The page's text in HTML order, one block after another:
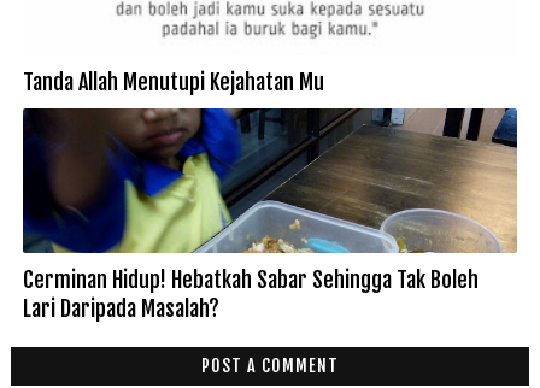
Tanda Allah Menutupi Kejahatan Mu
Cerminan Hidup! Hebatkah Sabar Sehingga Tak Boleh
Lari Daripada Masalah?
POST A COMMENT